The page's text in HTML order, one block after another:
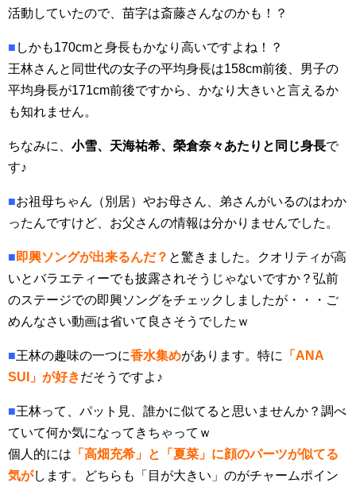
活動していたので、苗字は斎藤さんなのかも！？
■ しかも170cmと身長もかなり高いですよね！？
王林さんと同世代の女子の平均身長は158cm前後、男子の
平均身長が171cm前後ですから、かなり大きいと言えるか
も知れません。
ちなみに、 小雪、天海祐希、榮倉奈々あたりと同じ身長で
す♪
■お祖母ちゃん（別居）やお母さん、弟さんがいるのはわか
ったんですけど、お父さんの情報は分かりませんでした。
■即興ソングが出来るんだ？ と驚きました。クオリティが高
いとバラエティーでも披露されそうじゃないですか？弘前
のステージでの即興ソングをチェックしましたが・・・ご
めんなさい動画は省いて良さそうでしたｗ
■王林の趣味の一つに香水集めがあります。特に
「ANA
SUI」が好きだそうですよ♪
■王林って、パット見、誰かに似てると思いませんか？調べ
ていて何か気になってきちゃってｗ
個人的には 「 高畑充希」と「夏菜」に顔のパーツが似てる
気がします。どちらも「目が大きい」のがチャームポイン